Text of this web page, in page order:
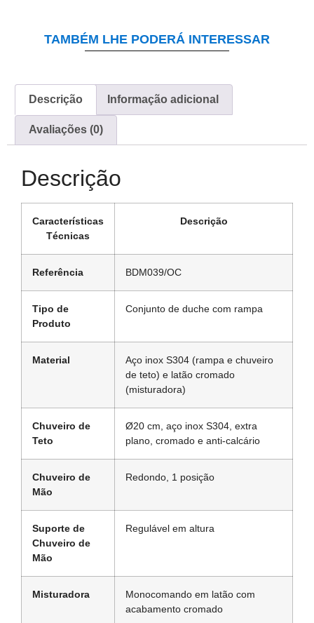
TAMBÉM LHE PODERÁ INTERESSAR
Descrição Informação adicional
Avaliações (0)
Descrição
Características
Técnicas
Descrição
Referência BDM039/OC
Tipo de
Produto
Conjunto de duche com rampa
Material
Aço inox S304 (rampa e chuveiro
de teto) e latão cromado
(misturadora)
Chuveiro de
Teto
Ø20 cm, aço inox S304, extra
plano, cromado e anti-calcário
Chuveiro de
Mão
Redondo, 1 posição
Suporte de
Chuveiro de
Mão
Regulável em altura
Misturadora
Monocomando em latão com
acabamento cromado